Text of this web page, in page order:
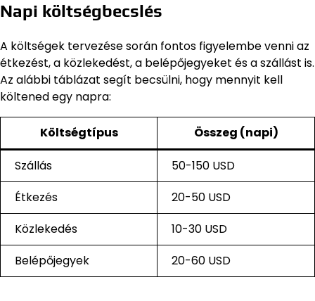
Napi költségbecslés
A költségek tervezése során fontos figyelembe venni az
étkezést, a közlekedést, a belépőjegyeket és a szállást is.
Az alábbi táblázat segít becsülni, hogy mennyit kell
költened egy napra:
Költségtípus Összeg (napi)
Szállás
50-150 USD
Étkezés
20-50 USD
Közlekedés
10-30 USD
Belépőjegyek
20-60 USD